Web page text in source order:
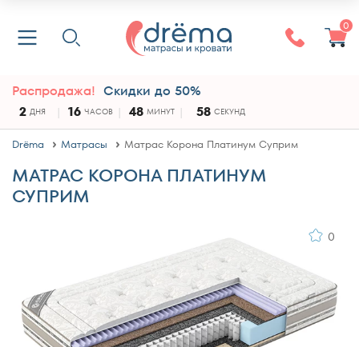
0
Распродажа! Скидки до 50%
2 ДНЯ 16 ЧАСОВ 48 МИНУТ 58 СЕКУНД
Drёma Матрасы Матрас Корона Платинум Суприм
МАТРАС КОРОНА ПЛАТИНУМ
СУПРИМ
0